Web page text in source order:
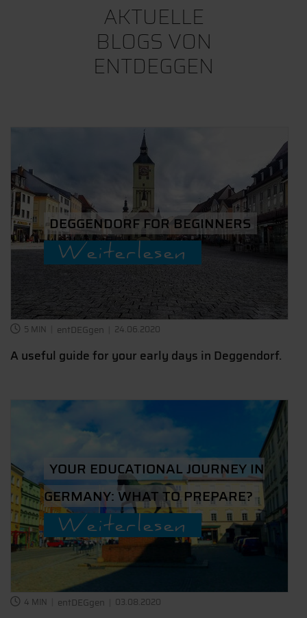
AKTUELLE
BLOGS VON
ENTDEGGEN
DEGGENDORF FOR BEGINNERS
Weiterlesen
5 MIN entDEGgen 24.06.2020
A useful guide for your early days in Deggendorf.
YOUR EDUCATIONAL JOURNEY IN
GERMANY: WHAT TO PREPARE?
Weiterlesen
4 MIN entDEGgen 03.08.2020